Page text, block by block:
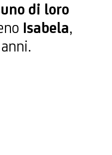
di loro
Isabela,